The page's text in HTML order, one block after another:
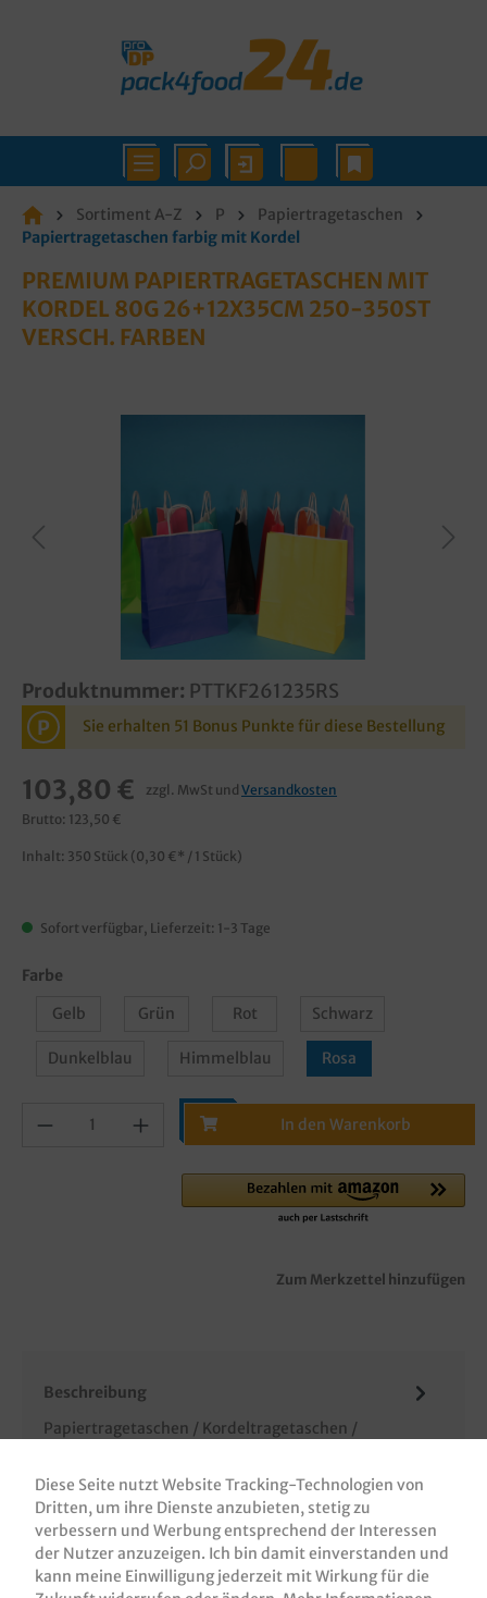
Sortiment A-Z P
Papiertragetaschen
Papiertragetaschen farbig mit Kordel
PREMIUM PAPIERTRAGETASCHEN MIT
KORDEL 80G 26+12X35CM 250-350ST
VERSCH. FARBEN
Produktnummer: PTTKF261235RS
P Sie erhalten 51 Bonus Punkte für diese Bestellung
103,80 € zzgl. MwSt und Versandkosten
Brutto: 123,50 €
Inhalt: 350 Stück (0,30 €* / 1 Stück)
Sofort verfügbar, Lieferzeit: 1-3 Tage
Farbe
Gelb
Grün Rot Schwarz
Dunkelblau Himmelblau Rosa
In den Warenkorb
Zum Merkzettel hinzufügen
Beschreibung
Papiertragetaschen / Kordeltragetaschen /
vollflächig bedruckt in versch…
Bewertungen
Informationen zur Produktsicherheit
Diese Seite nutzt Website Tracking-Technologien von
Dritten, um ihre Dienste anzubieten, stetig zu
verbessern und Werbung entsprechend der Interessen
der Nutzer anzuzeigen. Ich bin damit einverstanden und
kann meine Einwilligung jederzeit mit Wirkung für die